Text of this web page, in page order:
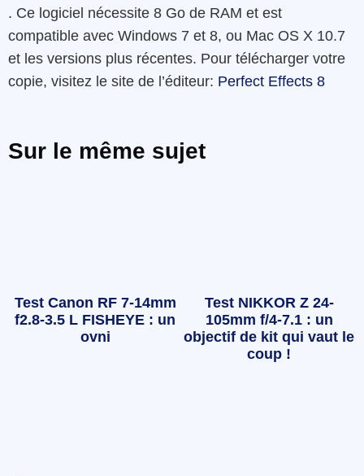
. Ce logiciel nécessite 8 Go de RAM et est
compatible avec Windows 7 et 8, ou Mac OS X 10.7
et les versions plus récentes. Pour télécharger votre
copie, visitez le site de l’éditeur: Perfect Effects 8
Sur le même sujet
Test Canon RF 7-14mm
f2.8-3.5 L FISHEYE : un
ovni
Test NIKKOR Z 24-
105mm f/4-7.1 : un
objectif de kit qui vaut le
coup !